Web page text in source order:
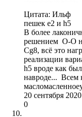
Цитата: Ильф
пешек е2 и h5
В более
решением О-О
Сg8, всё это
реализации
h5 вроде как
навроде... Всем
20 сентября
0